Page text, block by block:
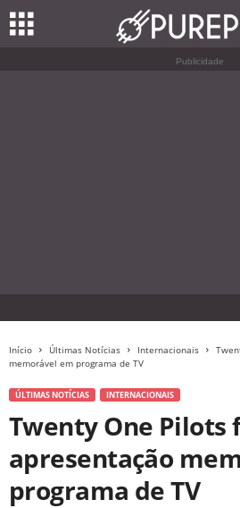
Publicidade
Início Últimas Notícias Internacionais
memorável em programa de TV
ÚLTIMAS NOTÍCIAS INTERNACIONAIS
Twenty One Pilots
apresentação
programa de TV